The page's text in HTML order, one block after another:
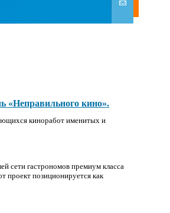
«Неправильного кино».
киноработ именитых и
сети гастрономов премиум класса
проект позиционируется как